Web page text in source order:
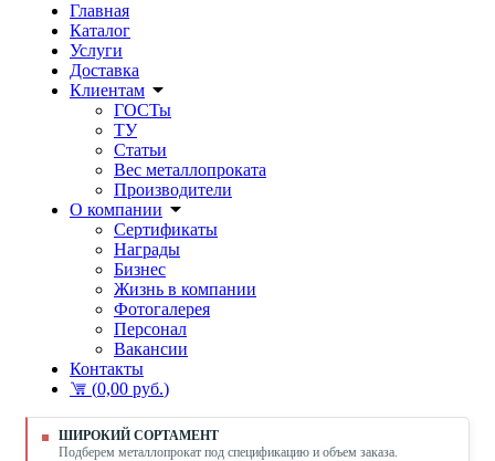
Главная
Каталог
Услуги
Доставка
Клиентам
ГОСТы
ТУ
Статьи
Вес металлопроката
Производители
О компании
Сертификаты
Награды
Бизнес
Жизнь в компании
Фотогалерея
Персонал
Вакансии
Контакты
(0,00 руб.)
ШИРОКИЙ СОРТАМЕНТ
Подберем металлопрокат под спецификацию и объем заказа.